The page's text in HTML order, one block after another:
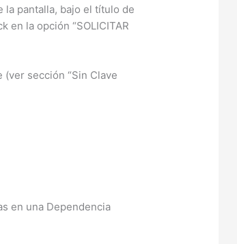
la pantalla, bajo el título de
en la opción “SOLICITAR
sección “Sin Clave
en una Dependencia